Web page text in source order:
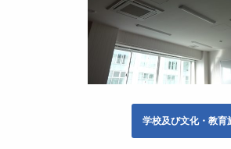
学校及び文化・教育